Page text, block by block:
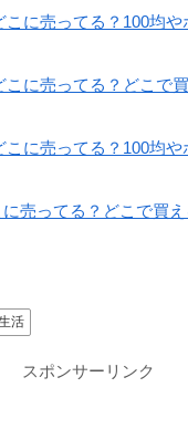
こに売ってる？100均
こに売ってる？どこで
こに売ってる？100均
売ってる？どこで買
活
スポンサーリンク